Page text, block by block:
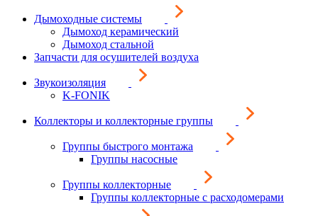
Дымоходные системы
Дымоход керамический
Дымоход стальной
Запчасти для осушителей воздуха
Звукоизоляция
K-FONIK
Коллекторы и коллекторные группы
Группы быстрого монтажа
Группы насосные
Группы коллекторные
Группы коллекторные с расходомерами